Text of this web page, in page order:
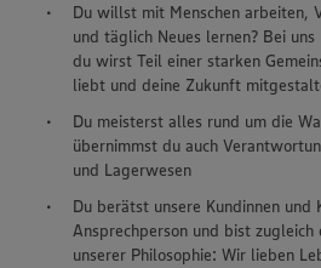
Du willst mit Menschen arbeiten,
und täglich Neues lernen? Bei
du wirst Teil einer starken
liebt und deine Zukunft
Du meisterst alles rund um die
übernimmst du auch
und Lagerwesen
Du berätst unsere Kundinnen und
Ansprechperson und bist zugleich
unserer Philosophie: Wir lieben